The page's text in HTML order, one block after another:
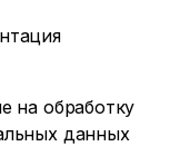
на обработку
данных